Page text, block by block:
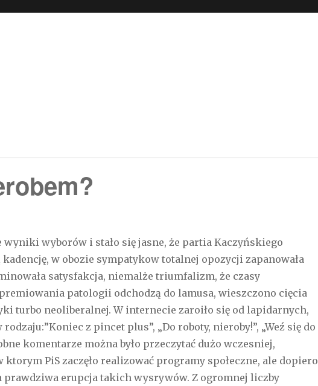
wyniki wyborów i stało się jasne, że partia Kaczyńskiego
kadencję, w obozie sympatykow totalnej opozycji zapanowała
satysfakcja, niemalże triumfalizm, że czasy
patologii odchodzą do lamusa, wieszczono cięcia
turbo neoliberalnej. W internecie zaroiło się od lapidarnych,
z pincet plus”, „Do roboty, nieroby!”, „Weź się do
komentarze można było przeczytać dużo wczesniej,
ktorym PiS zaczęło realizować programy społeczne, ale dopiero
prawdziwa erupcja takich wysrywów. Z ogromnej liczby